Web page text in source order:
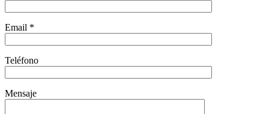
Email *
Teléfono
Mensaje